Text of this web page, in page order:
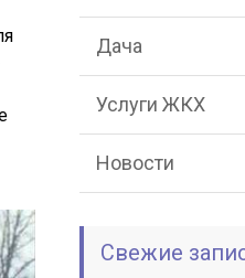
Дача
Услуги ЖКХ
Новости
Свежие